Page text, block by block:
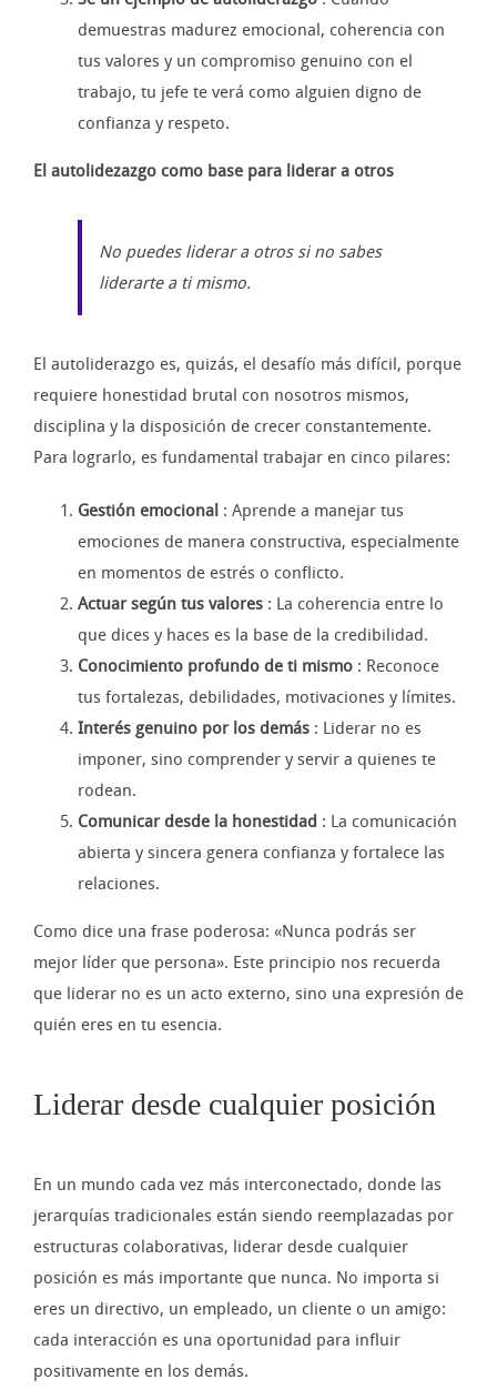
demuestras madurez emocional, coherencia con
tus valores y un compromiso genuino con el
trabajo, tu jefe te verá como alguien digno de
confianza y respeto.
El autolidezazgo como base para liderar a otros
No puedes liderar a otros si no sabes
liderarte a ti mismo.
El autoliderazgo es, quizás, el desafío más difícil, porque
requiere honestidad brutal con nosotros mismos,
disciplina y la disposición de crecer constantemente.
Para lograrlo, es fundamental trabajar en cinco pilares:
Gestión emocional : Aprende a manejar tus
emociones de manera constructiva, especialmente
en momentos de estrés o conflicto.
Actuar según tus valores : La coherencia entre lo
que dices y haces es la base de la credibilidad.
Conocimiento profundo de ti mismo : Reconoce
tus fortalezas, debilidades, motivaciones y límites.
Interés genuino por los demás : Liderar no es
imponer, sino comprender y servir a quienes te
rodean.
Comunicar desde la honestidad : La comunicación
abierta y sincera genera confianza y fortalece las
relaciones.
Como dice una frase poderosa: «Nunca podrás ser
mejor líder que persona». Este principio nos recuerda
que liderar no es un acto externo, sino una expresión de
quién eres en tu esencia.
Liderar desde cualquier posición
En un mundo cada vez más interconectado, donde las
jerarquías tradicionales están siendo reemplazadas por
estructuras colaborativas, liderar desde cualquier
posición es más importante que nunca. No importa si
eres un directivo, un empleado, un cliente o un amigo:
cada interacción es una oportunidad para influir
positivamente en los demás.